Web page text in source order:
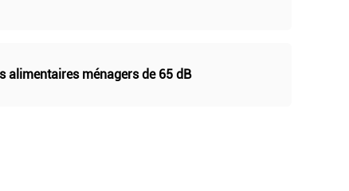
alimentaires ménagers de 65 dB